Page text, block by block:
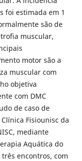
foi estimada em 1
são de
muscular,
motor são a
muscular com
objetiva
com DMC
de caso de
Fisiounisc da
mediante
Aquática do
encontros, com